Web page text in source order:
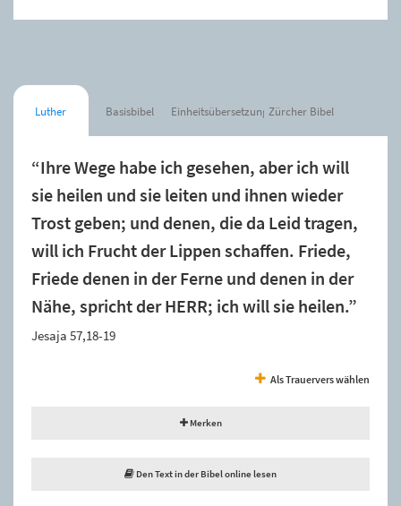
Luther Basisbibel Einheitsübersetzung Zürcher Bibel
“Ihre Wege habe ich gesehen, aber ich will
sie heilen und sie leiten und ihnen wieder
Trost geben; und denen, die da Leid tragen,
will ich Frucht der Lippen schaffen. Friede,
Friede denen in der Ferne und denen in der
Nähe, spricht der HERR; ich will sie heilen.”
Jesaja 57,18-19
Als Trauervers wählen
Merken
Den Text in der Bibel online lesen